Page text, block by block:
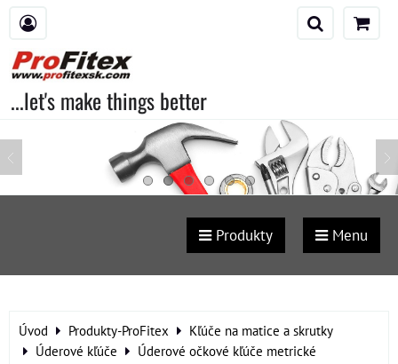
...let's make things better
Produkty Menu
Úvod Produkty-ProFitex
Kľúče na matice a skrutky
Úderové kľúče
Úderové očkové kľúče metrické